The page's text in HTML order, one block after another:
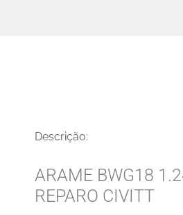
Descrição:
ARAME BWG18
REPARO CIVITT